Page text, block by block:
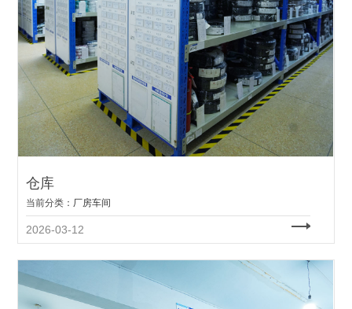
仓库
当前分类： 厂房车间
2026-03-12